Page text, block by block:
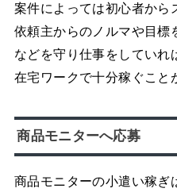
案件によっては初心者から
依頼主からのノルマや目標
などを守り仕事をしていれ
在宅ワークで十分稼ぐこと
商品モニターへ応募
商品モニターの小遣い稼ぎ